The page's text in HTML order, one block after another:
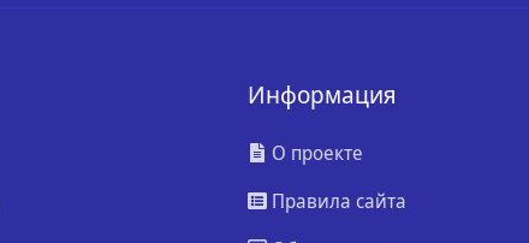
Информация
О проекте
Правила сайта